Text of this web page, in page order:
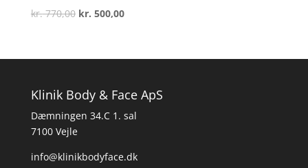
kr.770,00 Original
kr. 770,00.
kr. 500,00Current
kr. 500,00.
Klinik Body & Face ApS
Dæmningen 34.C 1. sal
7100 Vejle
info@klinikbodyface.dk